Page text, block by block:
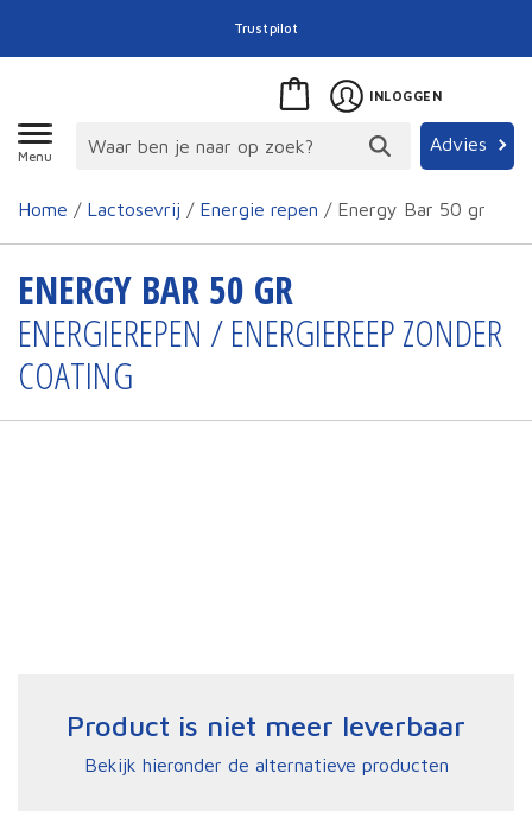
Trustpilot
Menu
Advies
INLOGGEN
Home / Lactosevrij / Energie repen / Energy Bar 50 gr
ENERGY BAR 50 GR
ENERGIEREPEN / ENERGIEREEP ZONDER
COATING
Product is niet meer leverbaar
Bekijk hieronder de alternatieve producten